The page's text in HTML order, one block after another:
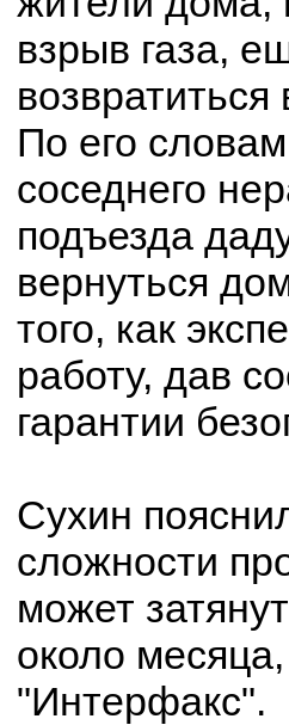
взрыв газа,
По его
соседнего
подъезда
вернуться
того, как
работу, дав
гарантии
Сухин
сложности
может
около
"Интерфакс".